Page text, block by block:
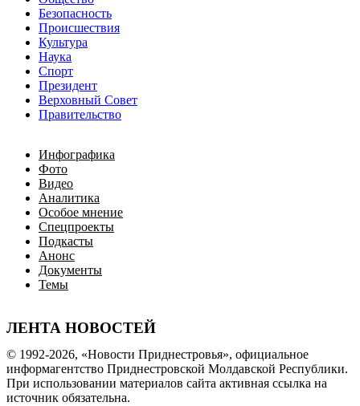
Безопасность
Происшествия
Культура
Наука
Спорт
Президент
Верховный Совет
Правительство
Инфографика
Фото
Видео
Аналитика
Особое мнение
Спецпроекты
Подкасты
Анонс
Документы
Темы
ЛЕНТА НОВОСТЕЙ
© 1992-2026, «Новости Приднестровья», официальное
информагентство Приднестровской Молдавской Республики.
При использовании материалов сайта активная ссылка на
источник обязательна.